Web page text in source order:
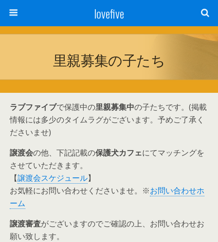
lovefive
里親募集の子たち
ラブファイブで保護中の里親募集中の子たちです。(掲載
情報には多少のタイムラグがございます。予めご了承く
ださいませ)
譲渡会の他、下記記載の保護犬カフェにてマッチングを
させていただきます。
【譲渡会スケジュール】
お気軽にお問い合わせくださいませ。※お問い合わせホ
ーム
譲渡審査がございますのでご確認の上、お問い合わせお
願い致します。